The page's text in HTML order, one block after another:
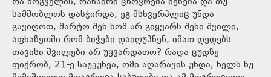
სამშობლოს დასჭირდა, ეგ მსხვერპლიც უნდა
გავიღოთ, მარტო შენ ხომ არ გიყვარს შენი შვილი,
აფხაზეთში რომ ბიჭები დაიღუპნენ, იმათ დედებს
თავისი შვილები არ უყვარდათო? რაღა ცუდზე
ფიქრობ, 21-ე საუკუნეა, ომი აღარავის უნდა, ხელს ნუ